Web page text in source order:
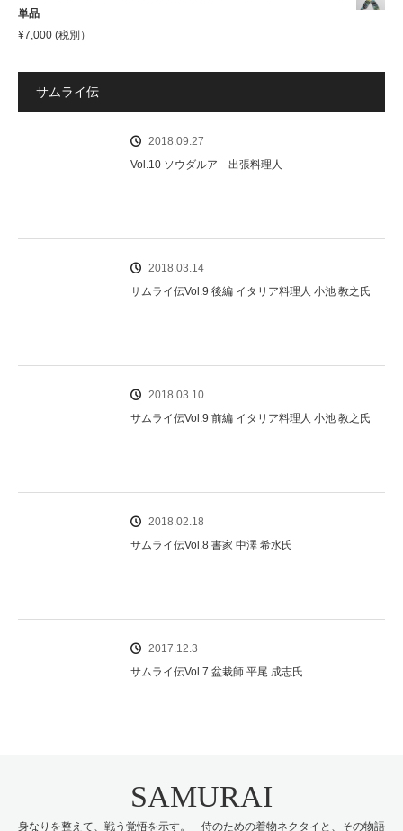
単品
¥7,000 (税別）
サムライ伝
2018.09.27
Vol.10 ソウダルア 出張料理人
2018.03.14
サムライ伝Vol.9 後編 イタリア料理人 小池 教之氏
2018.03.10
サムライ伝Vol.9 前編 イタリア料理人 小池 教之氏
2018.02.18
サムライ伝Vol.8 書家 中澤 希水氏
2017.12.3
サムライ伝Vol.7 盆栽師 平尾 成志氏
SAMURAI
身なりを整えて、戦う覚悟を示す。 侍のための着物ネクタイと、その物語